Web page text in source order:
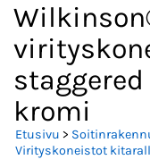
kromi
Etusivu >
Virityskoneistot